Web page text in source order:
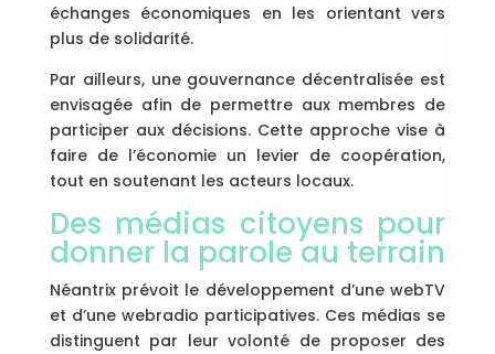
échanges économiques en les orientant vers
plus de solidarité.
Par ailleurs, une gouvernance décentralisée est
envisagée afin de permettre aux membres de
participer aux décisions. Cette approche vise à
faire de l’économie un levier de coopération,
tout en soutenant les acteurs locaux.
Des médias citoyens pour
donner la parole au terrain
Néantrix prévoit le développement d’une webTV
et d’une webradio participatives. Ces médias se
distinguent par leur volonté de proposer des